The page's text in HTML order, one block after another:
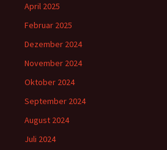
April 2025
Februar 2025
Dezember 2024
November 2024
Oktober 2024
September 2024
August 2024
Juli 2024